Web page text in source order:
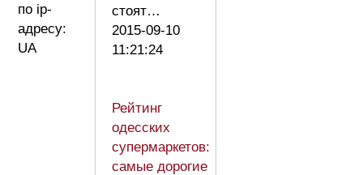
по ip-
адресу:
UA
стоят…
2015-09-10
11:21:24
Рейтинг
одесских
супермаркетов:
самые дорогие